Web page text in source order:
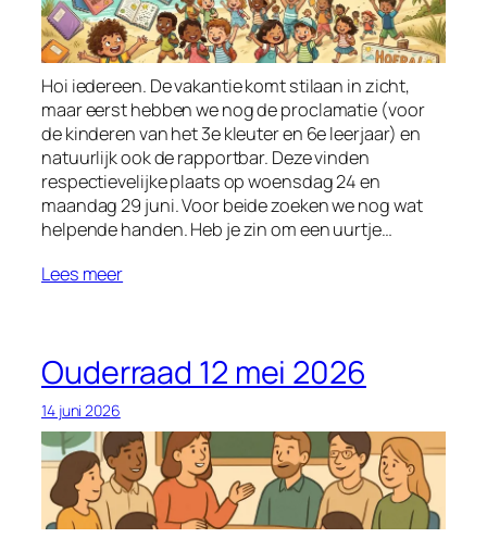
Hoi iedereen. De vakantie komt stilaan in zicht,
maar eerst hebben we nog de proclamatie (voor
de kinderen van het 3e kleuter en 6e leerjaar) en
natuurlijk ook de rapportbar. Deze vinden
respectievelijke plaats op woensdag 24 en
maandag 29 juni. Voor beide zoeken we nog wat
helpende handen. Heb je zin om een uurtje…
Lees meer
Ouderraad 12 mei 2026
14 juni 2026